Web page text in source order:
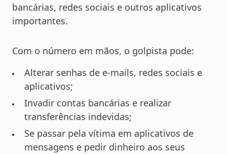
bancárias, redes sociais e outros aplicativos
importantes.
Com o número em mãos, o golpista pode:
Alterar senhas de e-mails, redes sociais e
aplicativos;
Invadir contas bancárias e realizar
transferências indevidas;
Se passar pela vítima em aplicativos de
mensagens e pedir dinheiro aos seus